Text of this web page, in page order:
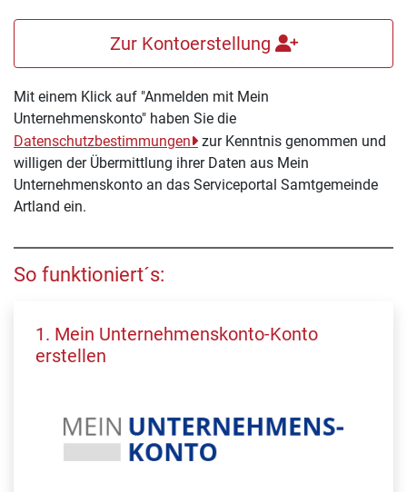
Zur Kontoerstellung
Mit einem Klick auf "Anmelden mit Mein
Unternehmenskonto" haben Sie die
Datenschutzbestimmungen
zur Kenntnis genommen und
willigen der Übermittlung ihrer Daten aus Mein
Unternehmenskonto an das Serviceportal Samtgemeinde
Artland ein.
So funktioniert´s:
1. Mein Unternehmenskonto-Konto
erstellen